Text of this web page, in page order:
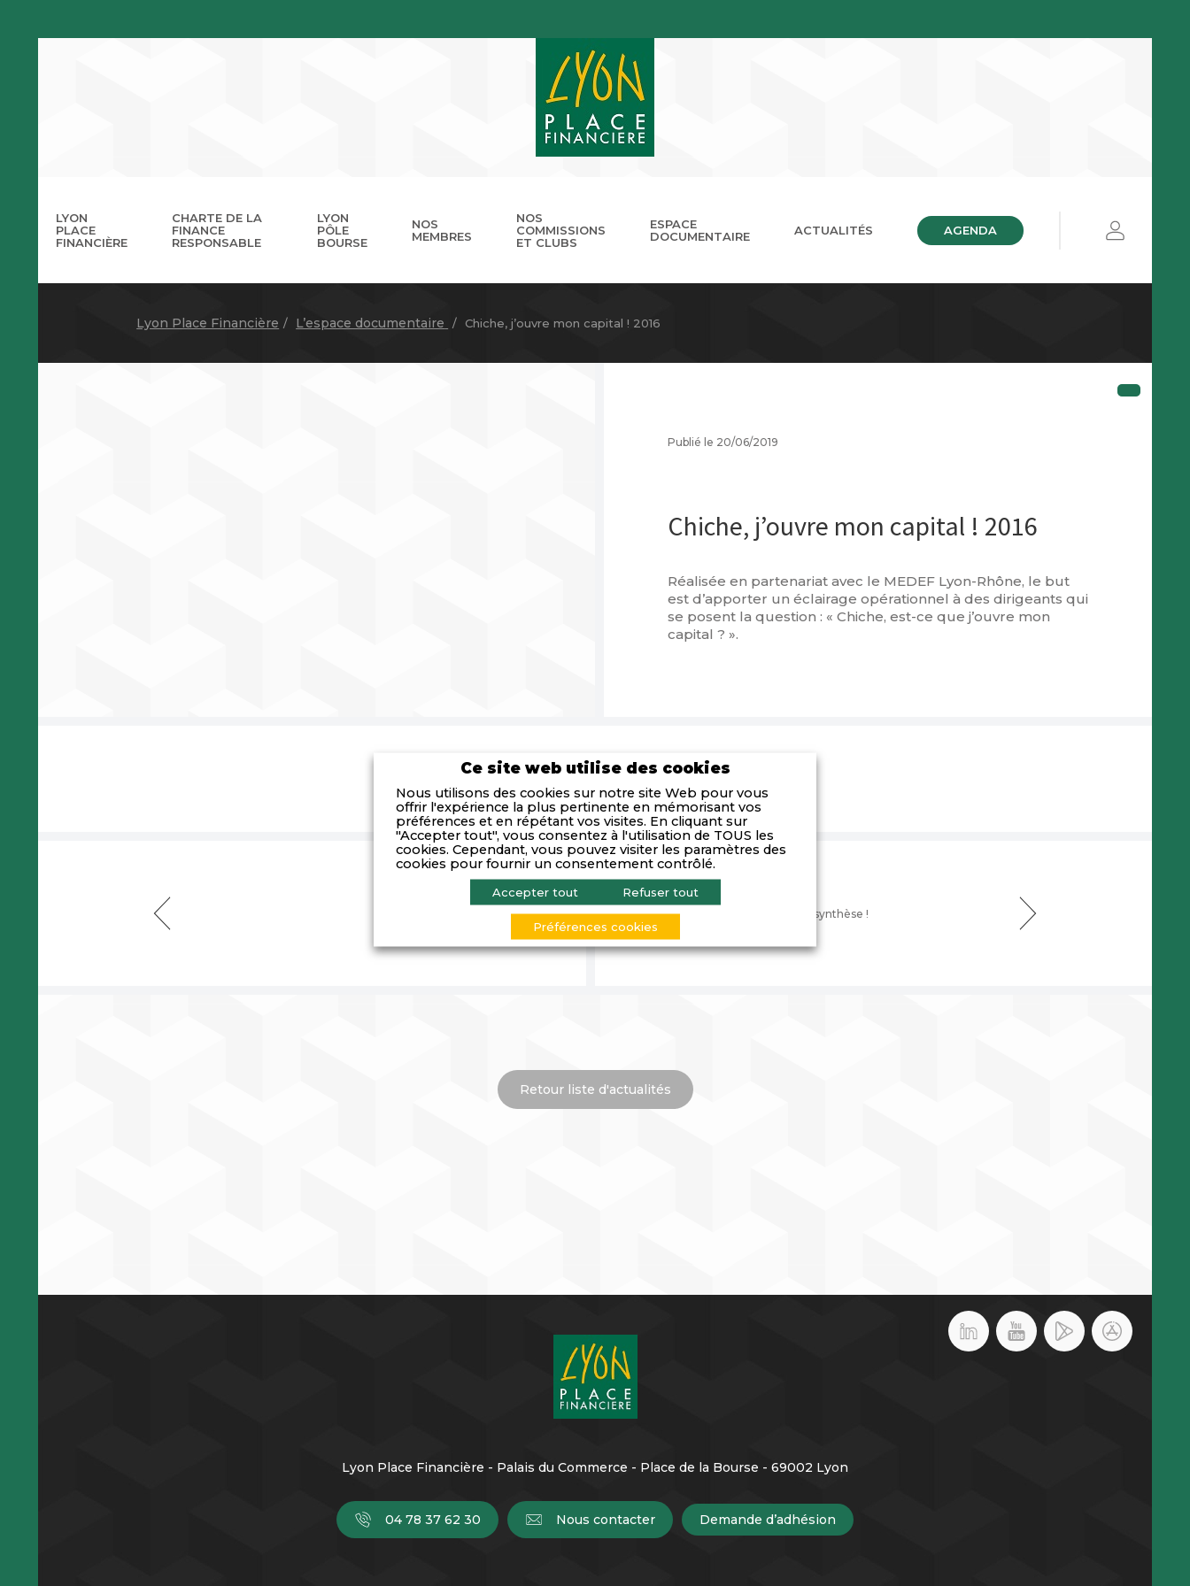
LYON
PLACE
FINANCIÈRE
La gouvernance Les missions Le réseau des Places Financières
CHARTE DE LA
FINANCE
RESPONSABLE
LYON
PÔLE
BOURSE
Présentation Les RDV de LPB Le Forum LPB
NOS
MEMBRES
Annuaire Devenir membre Club Cordélia Photothèque
NOS
COMMISSIONS
ET CLUBS
ESPACE
DOCUMENTAIRE
ACTUALITÉS AGENDA
Lyon Place Financière L’espace documentaire Chiche, j’ouvre mon capital ! 2016
Publié le 20/06/2019
Chiche, j’ouvre mon capital ! 2016
Réalisée en partenariat avec le MEDEF Lyon-Rhône, le but
est d’apporter un éclairage opérationnel à des dirigeants qui
se posent la question : « Chiche, est-ce que j’ouvre mon
capital ? ».
Le crowdfunding Entretiens Jacques Cartier : la synthèse !
Retour liste d'actualités
Lyon Place Financière - Palais du Commerce - Place de la Bourse - 69002 Lyon
04 78 37 62 30 Nous contacter Demande d’adhésion
Ce site web utilise des cookies
Nous utilisons des cookies sur notre site Web pour vous
offrir l'expérience la plus pertinente en mémorisant vos
préférences et en répétant vos visites. En cliquant sur
"Accepter tout", vous consentez à l'utilisation de TOUS les
cookies. Cependant, vous pouvez visiter les paramètres des
cookies pour fournir un consentement contrôlé.
Accepter tout Refuser tout
Préférences cookies